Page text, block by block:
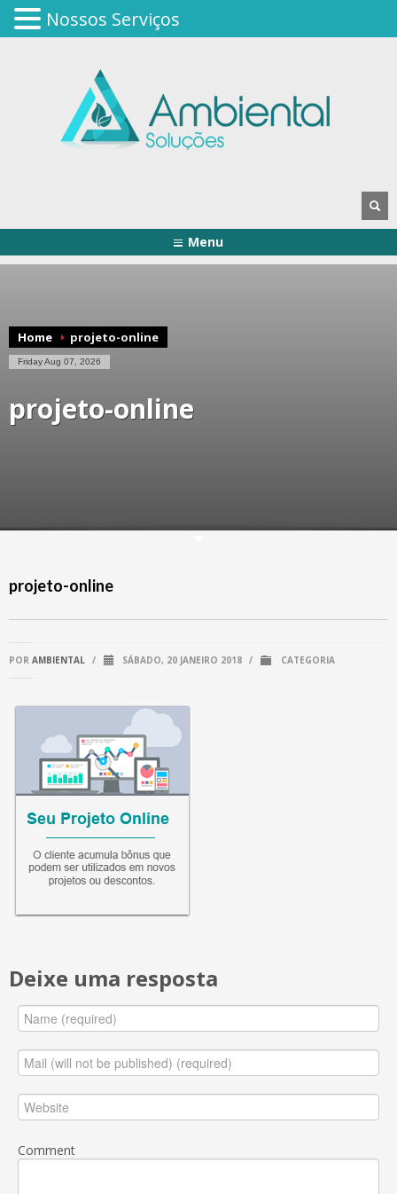
Menu
Home projeto-online
Friday Aug 07, 2026
projeto-online
projeto-online
POR AMBIENTAL / SÁBADO, 20 JANEIRO 2018 / CATEGORIA
Deixe uma resposta
Comment
Nossos Serviços